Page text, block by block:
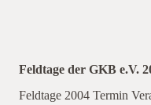
Feldtage der GKB e.V.
Feldtage 2004 Termin